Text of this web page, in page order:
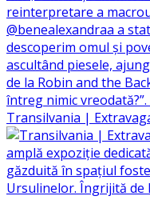
Transilvania |